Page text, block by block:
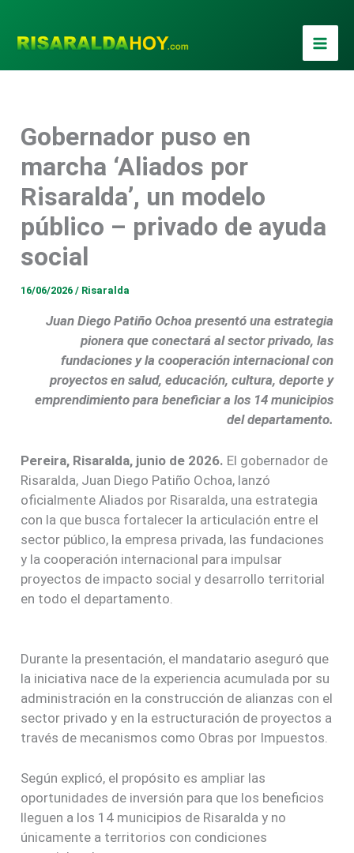
contenido
Gobernador puso en
marcha ‘Aliados por
Risaralda’, un modelo
público – privado de ayuda
social
16/06/2026/ Risaralda
Juan Diego Patiño Ochoa presentó una estrategia
pionera que conectará al sector privado, las
fundaciones y la cooperación internacional con
proyectos en salud, educación, cultura, deporte y
emprendimiento para beneficiar a los 14 municipios
del departamento.
Pereira, Risaralda, junio de 2026. El gobernador de
Risaralda, Juan Diego Patiño Ochoa, lanzó
oficialmente Aliados por Risaralda, una estrategia
con la que busca fortalecer la articulación entre el
sector público, la empresa privada, las fundaciones
y la cooperación internacional para impulsar
proyectos de impacto social y desarrollo territorial
en todo el departamento.
Durante la presentación, el mandatario aseguró que
la iniciativa nace de la experiencia acumulada por su
administración en la construcción de alianzas con el
sector privado y en la estructuración de proyectos a
través de mecanismos como Obras por Impuestos.
Según explicó, el propósito es ampliar las
oportunidades de inversión para que los beneficios
lleguen a los 14 municipios de Risaralda y no
únicamente a territorios con condiciones